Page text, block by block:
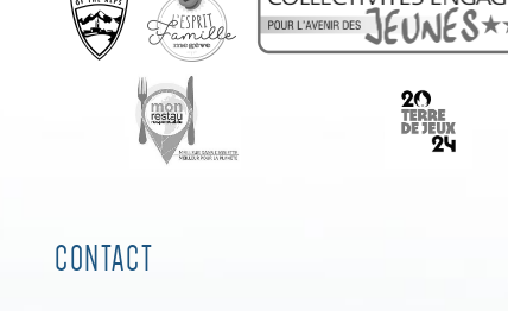
CONTACT